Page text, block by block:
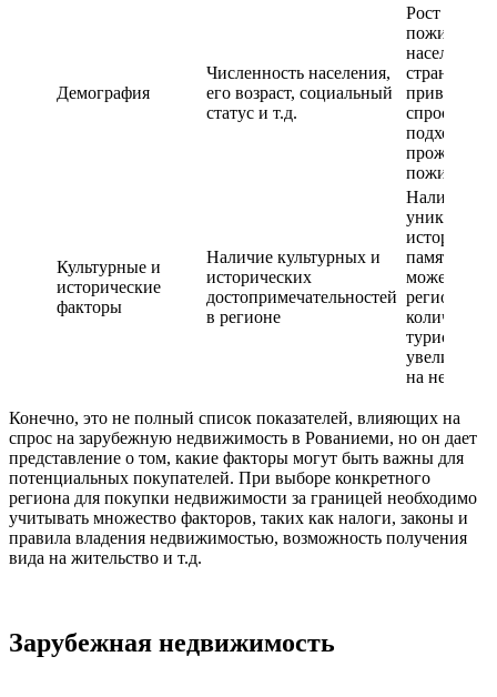
Демография
Численность населения,
его возраст, социальный
статус и т.д.
Рост
пожилого
населения в
стране
привести к
спроса на
пожилых
Культурные и
исторические
факторы
Наличие культурных и
исторических
достопримечательностей
в регионе
Наличие
памятников
может
региону
количество
туристов и
увеличить
на
Конечно, это не полный список показателей, влияющих на
спрос на зарубежную недвижимость в Рованиеми, но он дает
представление о том, какие факторы могут быть важны для
потенциальных покупателей. При выборе конкретного
региона для покупки недвижимости за границей необходимо
учитывать множество факторов, таких как налоги, законы и
правила владения недвижимостью, возможность получения
вида на жительство и т.д.
Зарубежная недвижимость